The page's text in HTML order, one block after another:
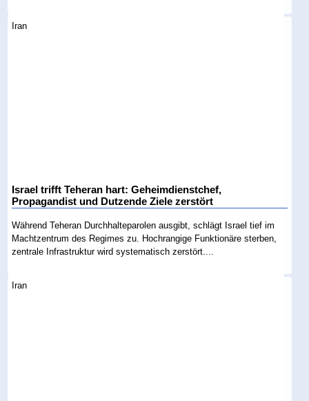
Iran
Israel trifft Teheran hart: Geheimdienstchef,
Propagandist und Dutzende Ziele zerstört
Während Teheran Durchhalteparolen ausgibt, schlägt Israel tief im
Machtzentrum des Regimes zu. Hochrangige Funktionäre sterben,
zentrale Infrastruktur wird systematisch zerstört....
Iran